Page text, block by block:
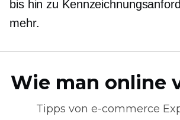
bis hin zu
mehr.
Wie man online
Tipps von e-commerce